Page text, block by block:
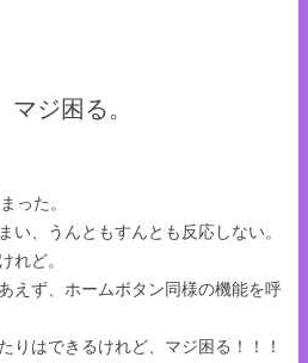
ジ困る。
った。
い、うんともすんとも反応しない。
れど。
えず、ホームボタン同様の機能を呼
りはできるけれど、マジ困る！！！